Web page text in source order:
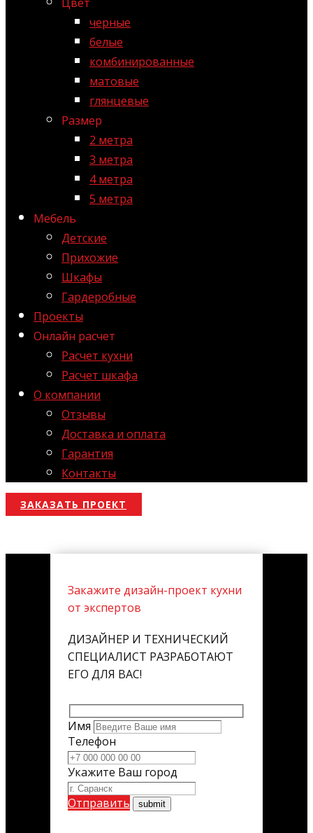
черные
белые
комбинированные
матовые
глянцевые
Размер
2 метра
3 метра
4 метра
5 метра
Мебель
Детские
Прихожие
Шкафы
Гардеробные
Проекты
Онлайн расчет
Расчет кухни
Расчет шкафа
О компании
Отзывы
Доставка и оплата
Гарантия
Контакты
ЗАКАЗАТЬ ПРОЕКТ
Закажите дизайн-проект кухни
от экспертов
ДИЗАЙНЕР И ТЕХНИЧЕСКИЙ
СПЕЦИАЛИСТ РАЗРАБОТАЮТ
ЕГО ДЛЯ ВАС!
Имя
Телефон
Укажите Ваш город
Отправить